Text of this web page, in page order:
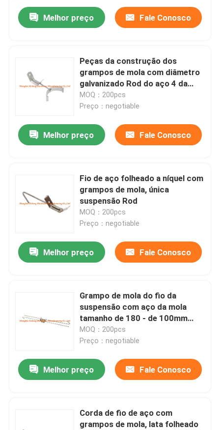
Melhor preço Fale Conosco
Peças da construção dos
grampos de mola com diâmetro
galvanizado Rod do aço 4 da
suspensão
MOQ：200pcs
Preço：negotiable
Melhor preço Fale Conosco
Fio de aço folheado a níquel com
grampos de mola, única
suspensão Rod
MOQ：200pcs
Preço：negotiable
Melhor preço Fale Conosco
Grampo de mola do fio da
suspensão com aço da mola
tamanho de 180 - de 100mm
para a construção
MOQ：200pcs
Preço：negotiable
Melhor preço Fale Conosco
Corda de fio de aço com
grampos de mola, lata folheado